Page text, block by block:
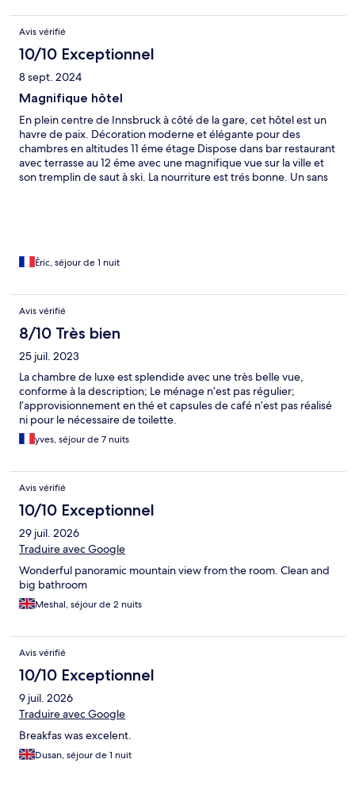
vue sur les Alpes. Habitué à passer par Innsbruck, j'ai finalement
apprécié de m'y arrêter pour la nuit.
Avis vérifié
10/10 Exceptionnel
8 sept. 2024
Magnifique hôtel
En plein centre de Innsbruck à côté de la gare, cet hôtel est un
havre de paix. Décoration moderne et élégante pour des
chambres en altitudes 11 éme étage Dispose dans bar restaurant
avec terrasse au 12 éme avec une magnifique vue sur la ville et
son tremplin de saut à ski. La nourriture est trés bonne. Un sans
Éric, séjour de 1 nuit
Avis vérifié
8/10 Très bien
25 juil. 2023
La chambre de luxe est splendide avec une très belle vue,
conforme à la description; Le ménage n’est pas régulier;
l’approvisionnement en thé et capsules de café n’est pas réalisé
ni pour le nécessaire de toilette.
yves, séjour de 7 nuits
Avis vérifié
10/10 Exceptionnel
29 juil. 2026
Traduire avec Google
Wonderful panoramic mountain view from the room. Clean and
big bathroom
Meshal, séjour de 2 nuits
Avis vérifié
10/10 Exceptionnel
9 juil. 2026
Traduire avec Google
Breakfas was excelent.
Dusan, séjour de 1 nuit